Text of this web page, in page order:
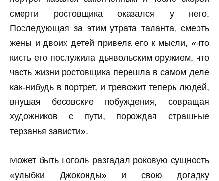
смерти ростовщика оказался у него.
Последующая за этим утрата таланта, смерть
жены и двоих детей привела его к мысли, «что
кисть его послужила дьявольским оружием, что
часть жизни ростовщика перешла в самом деле
как-нибудь в портрет, и тревожит теперь людей,
внушая бесовские побуждения, совращая
художников с пути, порождая страшные
терзанья зависти».
Может быть Гоголь разгадал роковую сущность
«улыбки Джоконды» и свою догадку